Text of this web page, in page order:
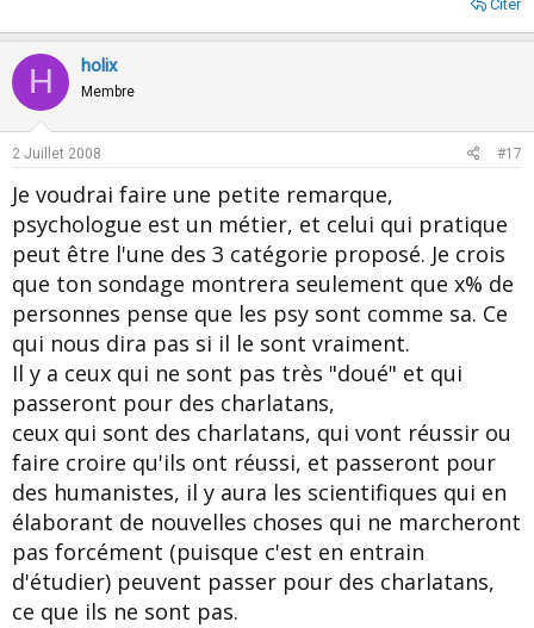
Citer
H holix
Membre
2 Juillet 2008 #17
Je voudrai faire une petite remarque,
psychologue est un métier, et celui qui pratique
peut être l'une des 3 catégorie proposé. Je crois
que ton sondage montrera seulement que x% de
personnes pense que les psy sont comme sa. Ce
qui nous dira pas si il le sont vraiment.
Il y a ceux qui ne sont pas très "doué" et qui
passeront pour des charlatans,
ceux qui sont des charlatans, qui vont réussir ou
faire croire qu'ils ont réussi, et passeront pour
des humanistes, il y aura les scientifiques qui en
élaborant de nouvelles choses qui ne marcheront
pas forcément (puisque c'est en entrain
d'étudier) peuvent passer pour des charlatans,
ce que ils ne sont pas.